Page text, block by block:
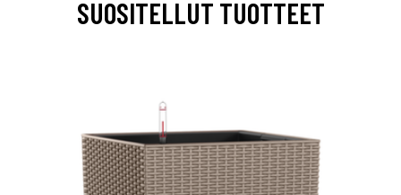
SUOSITELLUT TUOTTEET